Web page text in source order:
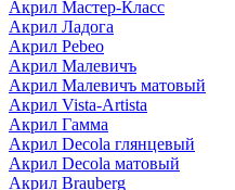
Акрил Мастер-Класс
Акрил Ладога
Акрил Pebeo
Акрил Малевичъ
Акрил Малевичъ матовый
Акрил Vista-Artista
Акрил Гамма
Акрил Decola глянцевый
Акрил Decola матовый
Акрил Brauberg